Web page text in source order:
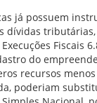
já possuem
dívidas
Fiscais
do
recursos menos
poderiam